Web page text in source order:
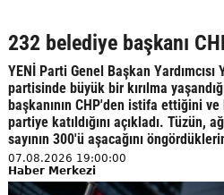
232 belediye başkanı
YENİ Parti Genel Başkan
partisinde büyük bir kırılma
başkanının CHP'den istifa ettiğini
partiye katıldığını açıkladı. Tüzün,
sayının 300'ü aşacağını
07.08.2026 19:00:00
Haber Merkezi